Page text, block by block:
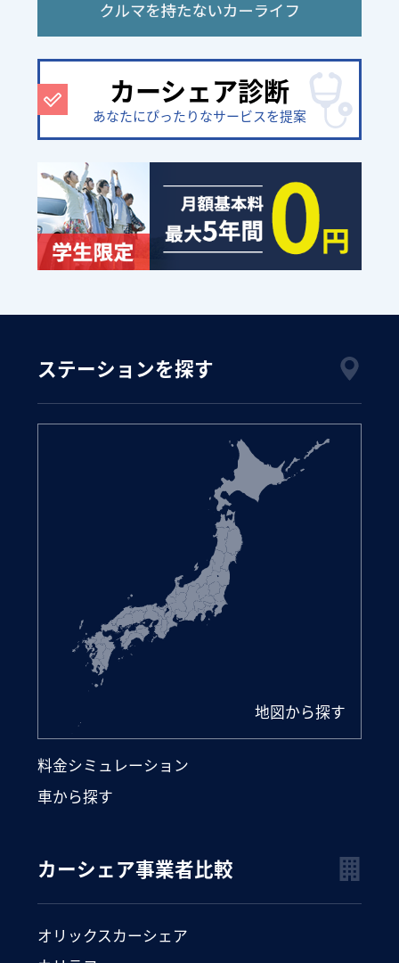
カーシェア診断
あなたにぴったりなサービスを提案
ステーションを探す
地図から探す
料金シミュレーション
車から探す
カーシェア事業者比較
オリックスカーシェア